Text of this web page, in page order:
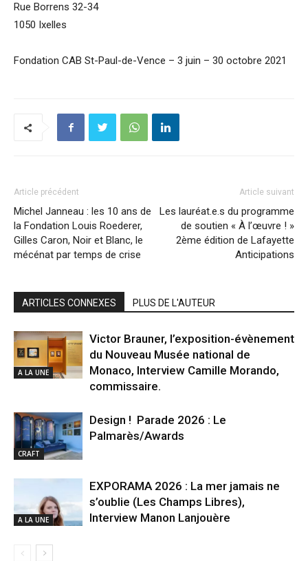
Rue Borrens 32-34
1050 Ixelles
Fondation CAB St-Paul-de-Vence – 3 juin – 30 octobre 2021
Article précédent
Michel Janneau : les 10 ans de
la Fondation Louis Roederer,
Gilles Caron, Noir et Blanc, le
mécénat par temps de crise
Article suivant
Les lauréat.e.s du programme
de soutien « À l’œuvre ! »
2ème édition de Lafayette
Anticipations
ARTICLES CONNEXES PLUS DE L'AUTEUR
A LA UNE
Victor Brauner, l’exposition-évènement
du Nouveau Musée national de
Monaco, Interview Camille Morando,
commissaire.
CRAFT
Design ! Parade 2026 : Le
Palmarès/Awards
A LA UNE
EXPORAMA 2026 : La mer jamais ne
s’oublie (Les Champs Libres),
Interview Manon Lanjouère